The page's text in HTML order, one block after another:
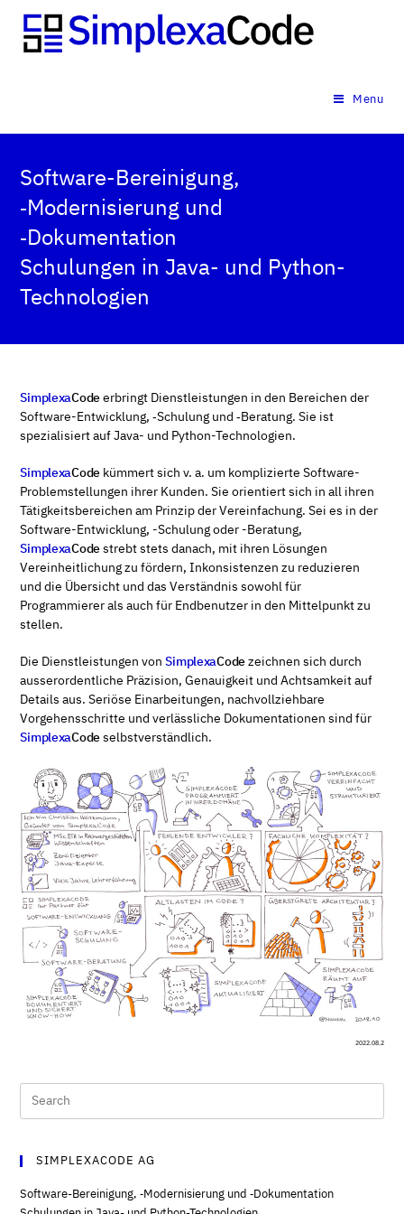
Menu
Software-Bereinigung,
‑Modernisierung und
‑Dokumentation
Schulungen in Java- und Python-
Technologien
SimplexaCode erbringt Dienstleistungen in den Bereichen der
Software-Entwicklung, ‑Schulung und ‑Beratung. Sie ist
spezialisiert auf Java- und Python-Technologien.
SimplexaCode kümmert sich v. a. um komplizierte Software-
Problemstellungen ihrer Kunden. Sie orientiert sich in all ihren
Tätigkeitsbereichen am Prinzip der Vereinfachung. Sei es in der
Software-Entwicklung, -Schulung oder -Beratung,
SimplexaCode strebt stets danach, mit ihren Lösungen
Vereinheitlichung zu fördern, Inkonsistenzen zu reduzieren
und die Übersicht und das Verständnis sowohl für
Programmierer als auch für Endbenutzer in den Mittelpunkt zu
stellen.
Die Dienstleistungen vonSimplexaCode zeichnen sich durch
ausserordentliche Präzision, Genauigkeit und Achtsamkeit auf
Details aus. Seriöse Einarbeitungen, nachvollziehbare
Vorgehensschritte und verlässliche Dokumentationen sind für
SimplexaCode selbstverständlich.
2022.08.2
SIMPLEXACODE AG
Software-Bereinigung, ‑Modernisierung und ‑Dokumentation